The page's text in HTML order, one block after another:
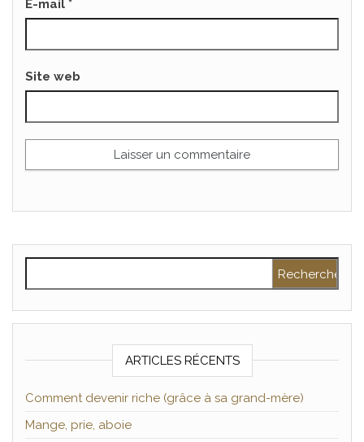
E-mail *
Site web
ARTICLES RÉCENTS
Comment devenir riche (grâce à sa grand-mère)
Mange, prie, aboie